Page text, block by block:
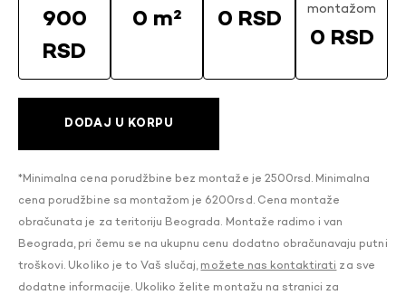
900
RSD
0 m² 0 RSD
montažom
0 RSD
DODAJ U KORPU
*Minimalna cena porudžbine bez montaže je 2500rsd. Minimalna
cena porudžbine sa montažom je 6200rsd. Cena montaže
obračunata je za teritoriju Beograda. Montaže radimo i van
Beograda, pri čemu se na ukupnu cenu dodatno obračunavaju putni
troškovi. Ukoliko je to Vaš slučaj, možete nas kontaktirati za sve
dodatne informacije. Ukoliko želite montažu na stranici za